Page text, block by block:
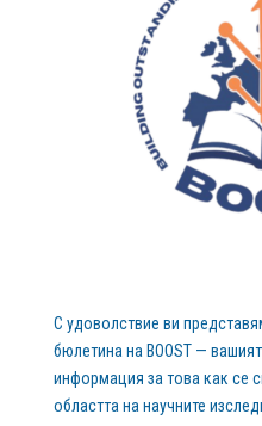
С удоволствие ви
бюлетина на BOOST —
информация за това как се
областта на научните